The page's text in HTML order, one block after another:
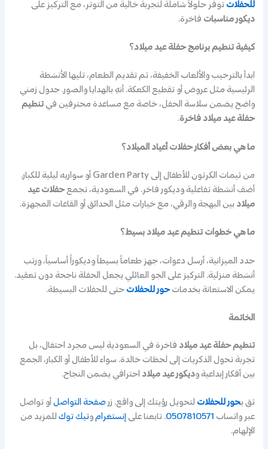
للحفلاتتوفر حلولاً شاملة لتجربة خالية من التوتر، مع التركيز على
ديكور مناسبات فاخرة.
كيفية تنظيم برنامج حفلة عيد ميلاد؟
ابدأ بالترحيب والألعاب الخفيفة، ثم تقديم الطعام، تليها الأنشطة
الرئيسية مثل عروض أو تقطيع الكعكة. أنهِ بالهدايا والصور. جدول زمني
واضح يضمن سلاسة الحفل، خاصة مع مساعدة محترفين فيتنظيم
حفلة عيد ميلاد فاخرة.
ما هي بعض أفكار حفلات أعياد الميلاد؟
من ثيمات الكرتون للأطفال إلى Garden Party أو سواريه ليلية للكبار.
أضف أنشطة تفاعلية وديكور فاخر. في السعودية، تجمعحفلات عيد
ميلاد بين البهجة والرقي، مع خيارات مثل الحدائق أو القاعات المجهزة.
ما هي خطوات تنظيم عيد ميلاد بسيط؟
حدد الميزانية، أرسل دعوات، جهز طعاماً بسيطاً وديكوراً أساسياً، ورتب
أنشطة منزلية. التركيز على الجو العائلي يجعل الحفلة ناجحة دون تعقيد.
يمكن الاستعانة بخدماتحور للحفلاتحتى للحفلات البسيطة.
الخاتمة
تنظيم حفلة عيد ميلاد فاخرة في السعودية ليس مجرد احتفال، بل
تجربة تحول الذكريات إلى لحظات خالدة. سواء للأطفال أو الكبار، الجمع
بين أفكار إبداعية وديكور عيد ميلاد احترافي يضمن النجاح.
ثق بـحور للحفلات لتحويل رؤيتك إلى واقع. زر صفحة التواصلأو تواصل
عبر واتساب
. تابعنا على إنستغرام وتيك توك للمزيد من
الإلهام.